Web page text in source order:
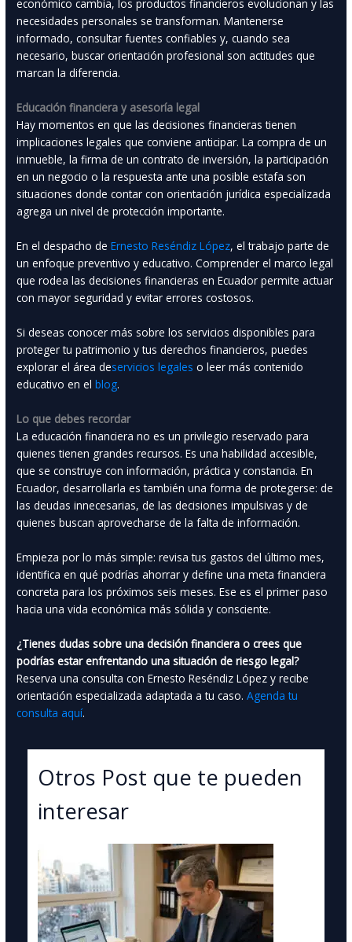
económico cambia, los productos financieros evolucionan y las
necesidades personales se transforman. Mantenerse
informado, consultar fuentes confiables y, cuando sea
necesario, buscar orientación profesional son actitudes que
marcan la diferencia.
Educación financiera y asesoría legal
Hay momentos en que las decisiones financieras tienen
implicaciones legales que conviene anticipar. La compra de un
inmueble, la firma de un contrato de inversión, la participación
en un negocio o la respuesta ante una posible estafa son
situaciones donde contar con orientación jurídica especializada
agrega un nivel de protección importante.
En el despacho deErnesto Reséndiz López, el trabajo parte de
un enfoque preventivo y educativo. Comprender el marco legal
que rodea las decisiones financieras en Ecuador permite actuar
con mayor seguridad y evitar errores costosos.
Si deseas conocer más sobre los servicios disponibles para
proteger tu patrimonio y tus derechos financieros, puedes
explorar el área deservicios legales o leer más contenido
educativo en elblog.
Lo que debes recordar
La educación financiera no es un privilegio reservado para
quienes tienen grandes recursos. Es una habilidad accesible,
que se construye con información, práctica y constancia. En
Ecuador, desarrollarla es también una forma de protegerse: de
las deudas innecesarias, de las decisiones impulsivas y de
quienes buscan aprovecharse de la falta de información.
Empieza por lo más simple: revisa tus gastos del último mes,
identifica en qué podrías ahorrar y define una meta financiera
concreta para los próximos seis meses. Ese es el primer paso
hacia una vida económica más sólida y consciente.
¿Tienes dudas sobre una decisión financiera o crees que
podrías estar enfrentando una situación de riesgo legal?
Reserva una consulta con Ernesto Reséndiz López y recibe
orientación especializada adaptada a tu caso.Agenda tu
consulta aquí.
Otros Post que te pueden
interesar